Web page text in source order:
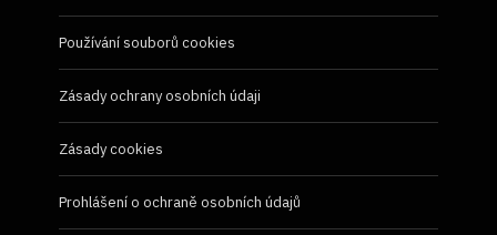
Používání souborů cookies
Zásady ochrany osobních údaji
Zásady cookies
Prohlášení o ochraně osobních údajů